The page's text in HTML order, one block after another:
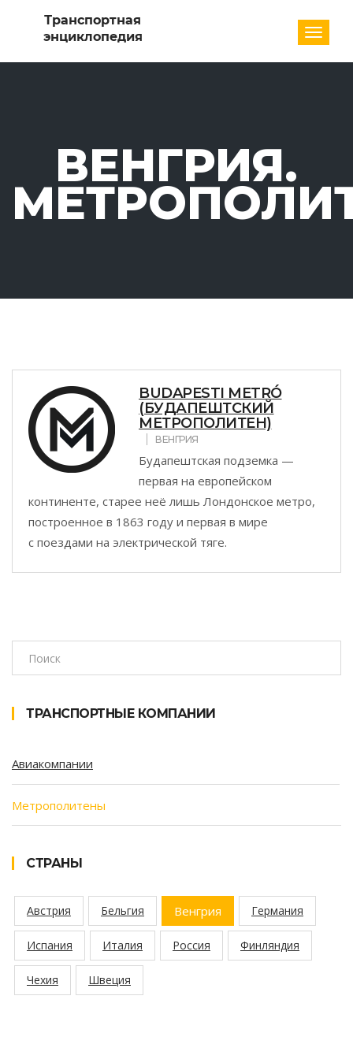
ВЕНГРИЯ.
BUDAPESTI METRÓ
(БУДАПЕШТСКИЙ
МЕТРОПОЛИТЕН)
ВЕНГРИЯ
Будапештская подземка —
первая на европейском
континенте, старее неё лишь Лондонское метро,
построенное в 1863 году и первая в мире
с поездами на электрической тяге.
ТРАНСПОРТНЫЕ КОМПАНИИ
Авиакомпании
Метрополитены
СТРАНЫ
Австрия Бельгия Венгрия Германия
Испания Италия Россия Финляндия
Чехия Швеция